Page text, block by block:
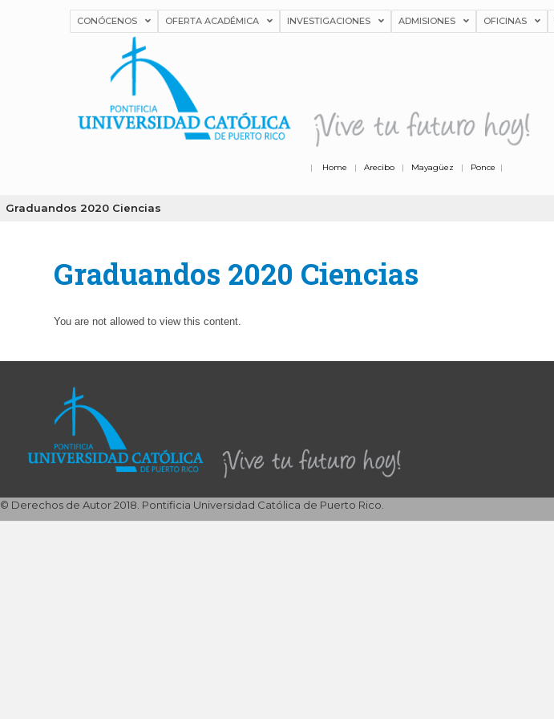
CONÓCENOS OFERTA ACADÉMICA INVESTIGACIONES ADMISIONES OFICINAS
| Home |Arecibo | Mayagüez | Ponce |
Graduandos 2020 Ciencias
Graduandos 2020 Ciencias
You are not allowed to view this content.
© Derechos de Autor 2018. Pontificia Universidad Católica de Puerto Rico.